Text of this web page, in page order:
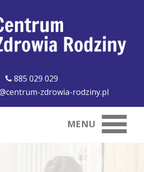
885 029 029
zdrowia-rodziny.pl
MENU